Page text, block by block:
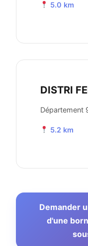
5.0 km
DISTRI
Département
5.2 km
Demander
d'une